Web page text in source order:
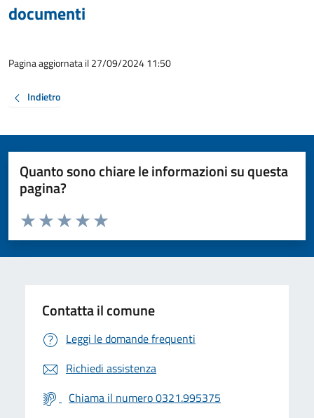
documenti
Pagina aggiornata il 27/09/2024 11:50
Indietro
Quanto sono chiare le informazioni su questa
pagina?
Valuta da 1 a 5 stelle la pagina
Valuta 5 stelle su 5
Valuta 4 stelle su 5
Valuta 3 stelle su 5
Valuta 2 stelle su 5
Valuta 1 stelle su 5
Contatta il comune
Leggi le domande frequenti
Richiedi assistenza
Chiama il numero 0321.995375